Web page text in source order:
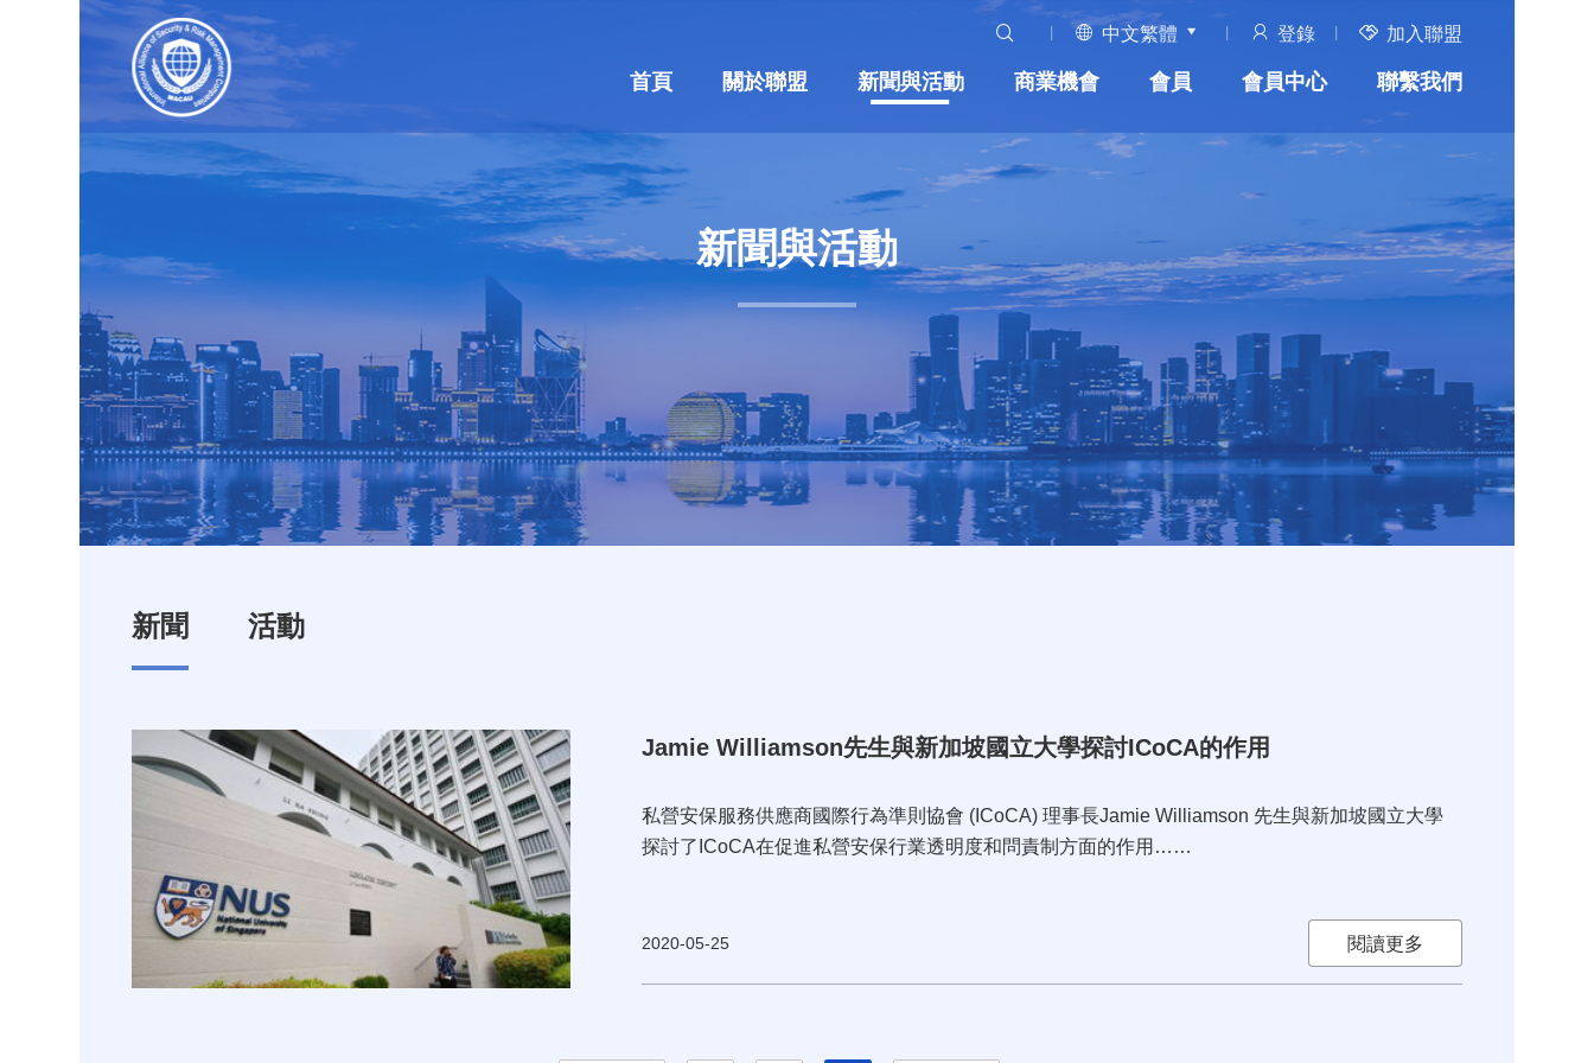
首頁 關於聯盟 新聞與活動 商業機會 會員 會員中心 聯繫我們
中文繁體 登錄 加入聯盟
新聞與活動
新聞 活動
Jamie Williamson先生與新加坡國立大學探討ICoCA的作用
私營安保服務供應商國際行為準則協會 (ICoCA) 理事長Jamie Williamson 先生與新加坡國立大學
探討了ICoCA在促進私營安保行業透明度和問責制方面的作用……
2020-05-25 閱讀更多